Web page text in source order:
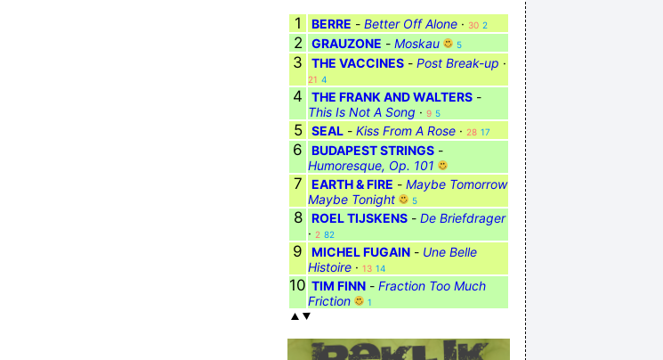
1 BERRE - Better Off Alone · 30 2
2 GRAUZONE - Moskau 5
3 THE VACCINES - Post Break-up ·
21 4
4 THE FRANK AND WALTERS -
This Is Not A Song · 9 5
5 SEAL - Kiss From A Rose · 28 17
6 BUDAPEST STRINGS -
Humoresque, Op. 101
7 EARTH & FIRE - Maybe Tomorrow
Maybe Tonight
5
8 ROEL TIJSKENS - De Briefdrager
· 2 82
9 MICHEL FUGAIN - Une Belle
Histoire · 13 14
10 TIM FINN - Fraction Too Much
Friction
1